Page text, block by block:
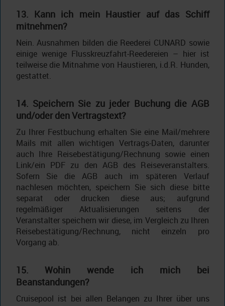
13. Kann ich mein Haustier auf das Schiff
mitnehmen?
Nein. Ausnahmen bilden die Reederei CUNARD sowie
einige wenige Flusskreuzfahrt-Reedereien – hier ist
teilweise die Mitnahme von Haustieren, i.d.R. Hunden,
gestattet.
14. Speichern Sie zu jeder Buchung die AGB
und/oder den Vertragstext?
Zu Ihrer Festbuchung erhalten Sie eine Mail/mehrere
Mails mit allen wichtigen Vertrags-Daten, darunter
auch Ihre Reisebestätigung/Rechnung sowie einen
Link/ein PDF zu den AGB des Reiseveranstalters.
Sofern Sie die AGB auch im späteren Verlauf
nachlesen möchten, speichern Sie sich diese bitte
separat oder drucken diese aus; aufgrund
regelmäßiger Aktualisierungen seitens der
Veranstalter speichern wir diese, im Vergleich zu Ihren
Reisebestätigung/Rechnung, nicht einzeln pro
Vorgang ab.
15. Wohin wende ich mich bei
Beanstandungen?
Cruisepool ist bei allen Belangen zu Ihrer über uns